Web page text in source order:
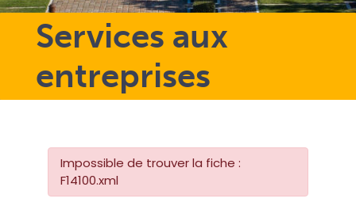
Services aux
entreprises
Impossible de trouver la fiche :
F14100.xml